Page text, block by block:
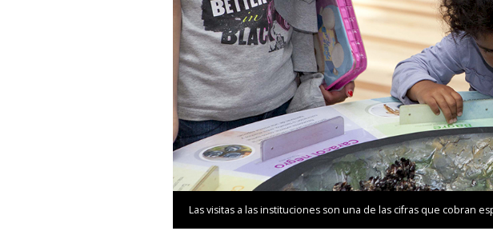
Las visitas a las instituciones son una de las cifras que cobran